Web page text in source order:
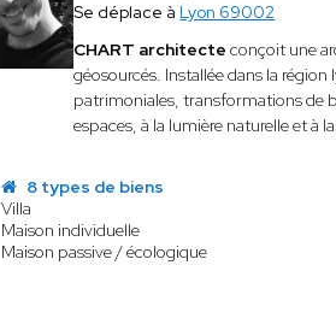
Se déplace à Lyon 69002
CHART architecteconçoit une
géosourcés. Installée dans la
patrimoniales, transformations de
espaces, à la lumière naturelle et à
8 types de biens
Villa
Maison individuelle
Maison passive / écologique